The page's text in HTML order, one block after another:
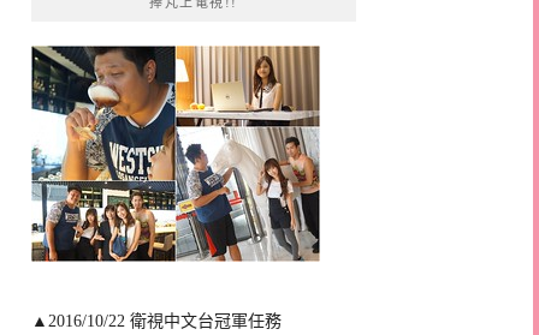
▲2016/10/22 衛視中文台冠軍任務